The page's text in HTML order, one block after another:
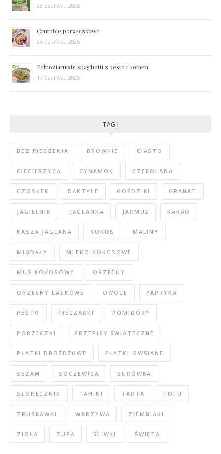
28 czerwca 2025
Crumble porzeczkowe
25 czerwca 2025
Pełnoziarniste spaghetti z pesto i bobem
17 czerwca 2025
TAGI
BEZ PIECZENIA BROWNIE CIASTO
CIECIERZYCA CYNAMON CZEKOLADA
CZOSNEK DAKTYLE GOŹDZIKI GRANAT
JAGIELNIK JAGLANKA JARMUŻ KAKAO
KASZA JAGLANA KOKOS MALINY
MIGDAŁY MLEKO KOKOSOWE
MUS KOKOSOWY ORZECHY
ORZECHY LASKOWE OWOCE PAPRYKA
PESTO PIECZARKI POMIDORY
PORZECZKI PRZEPISY ŚWIĄTECZNE
PŁATKI DROŻDŻOWE PŁATKI OWSIANE
SEZAM SOCZEWICA SURÓWKA
SŁONECZNIK TAHINI TARTA TOFU
TRUSKAWKI WARZYWA ZIEMNIAKI
ZIOŁA ZUPA ŚLIWKI ŚWIĘTA